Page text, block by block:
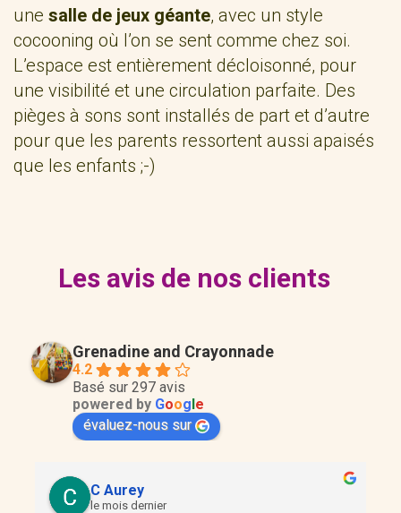
une salle de jeux géante, avec un style
cocooning où l’on se sent comme chez soi.
L’espace est entièrement décloisonné, pour
une visibilité et une circulation parfaite. Des
pièges à sons sont installés de part et d’autre
pour que les parents ressortent aussi apaisés
que les enfants ;-)
Les avis de nos clients
Grenadine and Crayonnade
4.2
Basé sur 297 avis
powered by Google
évaluez-nous sur
C Aurey
le mois dernier